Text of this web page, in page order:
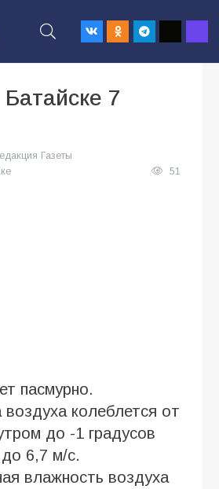
7
Газеты
51
пасмурно.
воздуха колеблется от
до -1 градусов
6,7 м/с.
влажность воздуха